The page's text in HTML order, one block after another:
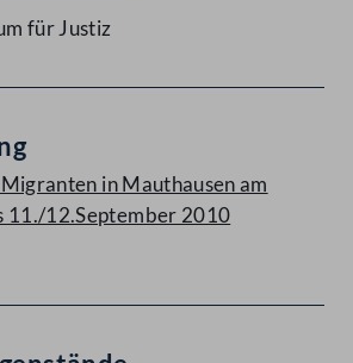
für Justiz
in Mauthausen am
11./12.September 2010